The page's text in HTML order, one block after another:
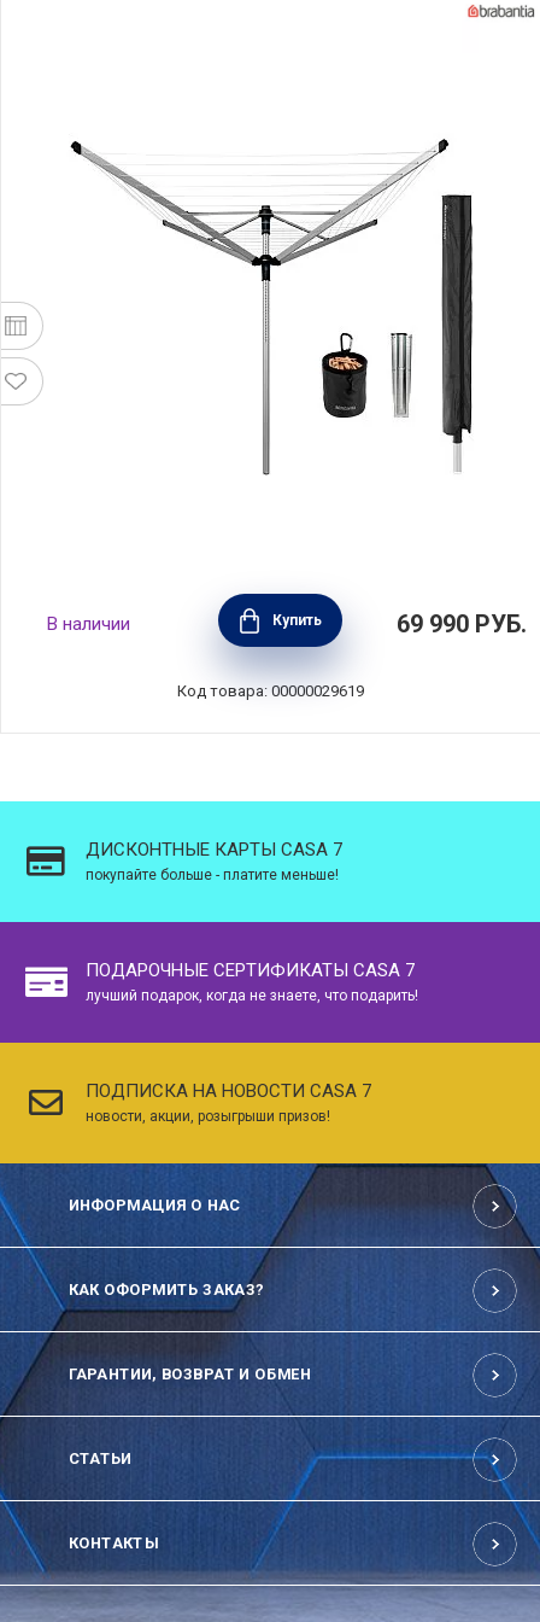
Уличная сушилка Lift-O-Matic Advance, 60 м,
алюминий, Brabantia, 117145
В наличии Купить 69 990 РУБ.
Код товара: 00000029619
ДИСКОНТНЫЕ КАРТЫ CASA 7
покупайте больше - платите меньше!
ПОДАРОЧНЫЕ СЕРТИФИКАТЫ CASA 7
лучший подарок, когда не знаете, что подарить!
ПОДПИСКА НА НОВОСТИ CASA 7
новости, акции, розыгрыши призов!
ИНФОРМАЦИЯ О НАС
КАК ОФОРМИТЬ ЗАКАЗ?
ГАРАНТИИ, ВОЗВРАТ И ОБМЕН
СТАТЬИ
КОНТАКТЫ